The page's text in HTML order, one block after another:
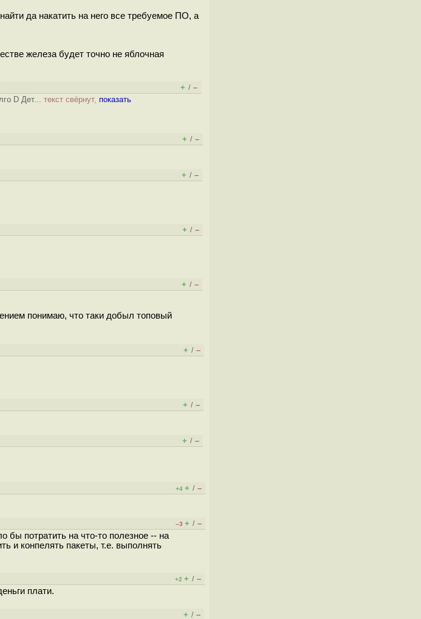
да накатить на него все требуемое ПО, а
железа будет точно не яблочная
+ / –
D Дет... текст свёрнут, показать
+ / –
+ / –
+ / –
+ / –
понимаю, что таки добыл топовый
+ / –
+ / –
+ / –
+4 + / –
–3 + / –
бы потратить на что-то полезное -- на
и конпелять пакеты, т.е. выполнять
+2 + / –
плати.
+ / –